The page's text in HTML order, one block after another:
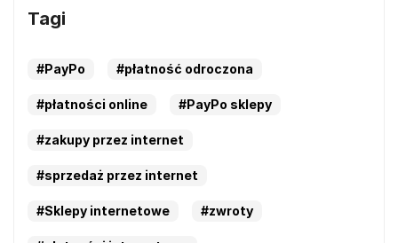
Tagi
#PayPo #płatność odroczona
#płatności online #PayPo sklepy
#zakupy przez internet
#sprzedaż przez internet
#Sklepy internetowe #zwroty